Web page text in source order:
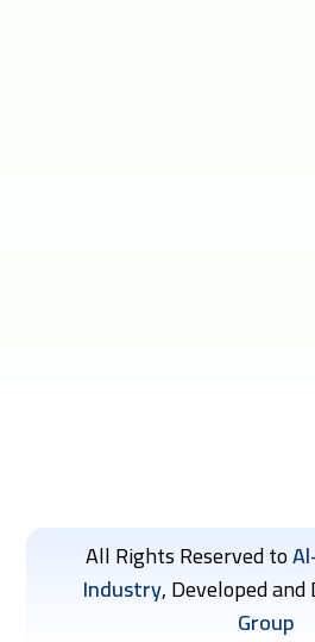
All Rights Reserved to
Industry, Developed
Group